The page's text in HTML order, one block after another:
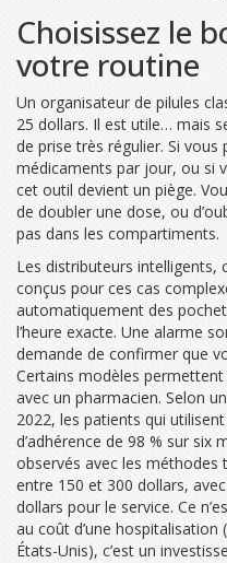
Choisissez le
votre routine
Un organisateur de pilules
25 dollars. Il est utile… mais
de prise très régulier. Si vous
médicaments par jour, ou si
cet outil devient un piège.
de doubler une dose, ou
pas dans les compartiments.
Les distributeurs
conçus pour ces cas
automatiquement des
l’heure exacte. Une alarme
demande de confirmer que
Certains modèles
avec un pharmacien. Selon
2022, les patients qui
d’adhérence de 98 % sur six
observés avec les méthodes
entre 150 et 300 dollars,
dollars pour le service. Ce
au coût d’une
États-Unis), c’est un